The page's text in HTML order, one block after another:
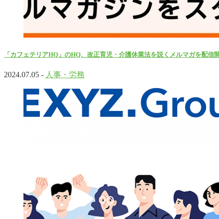
「カフェテリアHQ」のHQ、改正育児・介護休業法を説くメルマガを配信
2024.07.05 - 人事・労務